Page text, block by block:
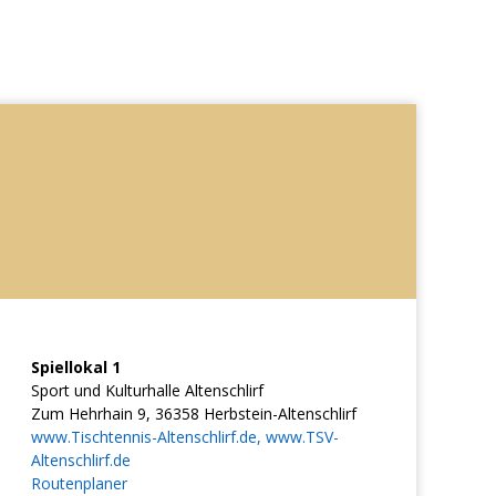
Spiellokal 1
Sport und Kulturhalle Altenschlirf
Zum Hehrhain 9, 36358 Herbstein-Altenschlirf
www.Tischtennis-Altenschlirf.de, www.TSV-
Altenschlirf.de
Routenplaner